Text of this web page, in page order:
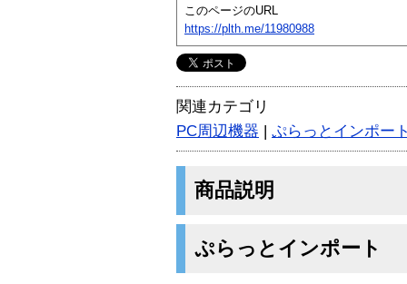
このページのURL
https://plth.me/11980988
関連カテゴリ
PC周辺機器 | ぷらっとインポー
商品説明
ぷらっとインポート